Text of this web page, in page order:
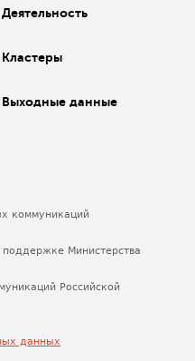
Деятельность
Кластеры
Выходные данные
коммуникаций
Министерства
Российской
данных